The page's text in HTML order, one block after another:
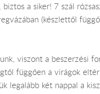
a siker! 7 szál
(készlettől
viszont a beszerzési
függően a virágok
legalább két nappal a